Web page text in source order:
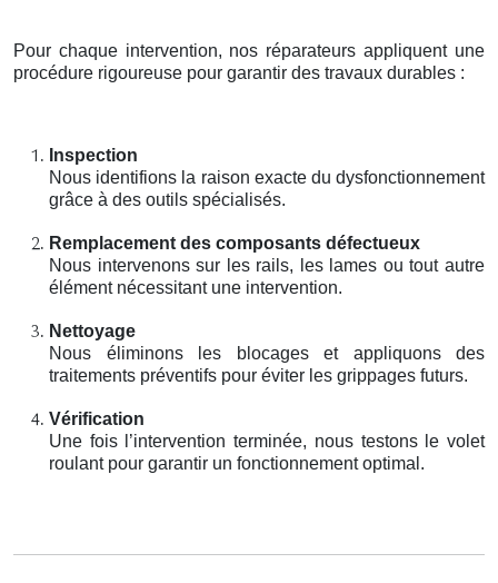
Pour chaque intervention, nos réparateurs appliquent une
procédure rigoureuse pour garantir des travaux durables :
Inspection
Nous identifions la raison exacte du dysfonctionnement
grâce à des outils spécialisés.
Remplacement des composants défectueux
Nous intervenons sur les rails, les lames ou tout autre
élément nécessitant une intervention.
Nettoyage
Nous éliminons les blocages et appliquons des
traitements préventifs pour éviter les grippages futurs.
Vérification
Une fois l’intervention terminée, nous testons le volet
roulant pour garantir un fonctionnement optimal.